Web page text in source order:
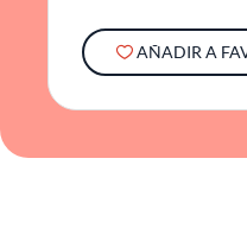
AÑADIR A